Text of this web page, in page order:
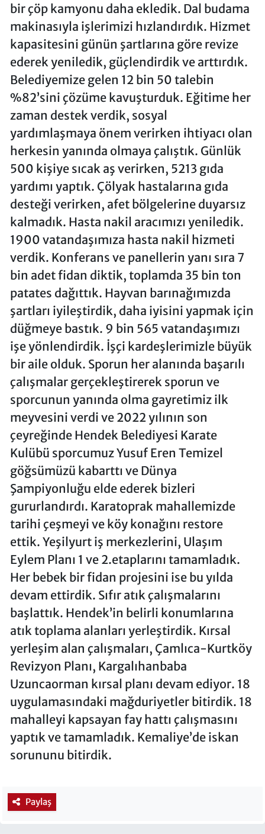
bir çöp kamyonu daha ekledik. Dal budama
makinasıyla işlerimizi hızlandırdık. Hizmet
kapasitesini günün şartlarına göre revize
ederek yeniledik, güçlendirdik ve arttırdık.
Belediyemize gelen 12 bin 50 talebin
%82’sini çözüme kavuşturduk. Eğitime her
zaman destek verdik, sosyal
yardımlaşmaya önem verirken ihtiyacı olan
herkesin yanında olmaya çalıştık. Günlük
500 kişiye sıcak aş verirken, 5213 gıda
yardımı yaptık. Çölyak hastalarına gıda
desteği verirken, afet bölgelerine duyarsız
kalmadık. Hasta nakil aracımızı yeniledik.
1900 vatandaşımıza hasta nakil hizmeti
verdik. Konferans ve panellerin yanı sıra 7
bin adet fidan diktik, toplamda 35 bin ton
patates dağıttık. Hayvan barınağımızda
şartları iyileştirdik, daha iyisini yapmak için
düğmeye bastık. 9 bin 565 vatandaşımızı
işe yönlendirdik. İşçi kardeşlerimizle büyük
bir aile olduk. Sporun her alanında başarılı
çalışmalar gerçekleştirerek sporun ve
sporcunun yanında olma gayretimiz ilk
meyvesini verdi ve 2022 yılının son
çeyreğinde Hendek Belediyesi Karate
Kulübü sporcumuz Yusuf Eren Temizel
göğsümüzü kabarttı ve Dünya
Şampiyonluğu elde ederek bizleri
gururlandırdı. Karatoprak mahallemizde
tarihi çeşmeyi ve köy konağını restore
ettik. Yeşilyurt iş merkezlerini, Ulaşım
Eylem Planı 1 ve 2.etaplarını tamamladık.
Her bebek bir fidan projesini ise bu yılda
devam ettirdik. Sıfır atık çalışmalarını
başlattık. Hendek’in belirli konumlarına
atık toplama alanları yerleştirdik. Kırsal
yerleşim alan çalışmaları, Çamlıca-Kurtköy
Revizyon Planı, Kargalıhanbaba
Uzuncaorman kırsal planı devam ediyor. 18
uygulamasındaki mağduriyetler bitirdik. 18
mahalleyi kapsayan fay hattı çalışmasını
yaptık ve tamamladık. Kemaliye’de iskan
sorununu bitirdik.
Paylaş